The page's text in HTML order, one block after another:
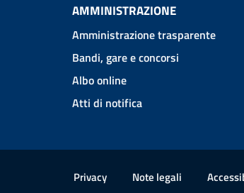
AMMINISTRAZIONE
Amministrazione trasparente
Bandi, gare e concorsi
Albo online
Atti di notifica
Privacy Note legali